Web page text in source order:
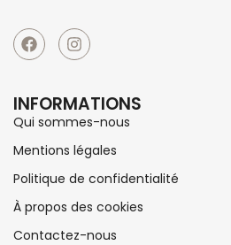
INFORMATIONS
Qui sommes-nous
Mentions légales
Politique de confidentialité
À propos des cookies
Contactez-nous